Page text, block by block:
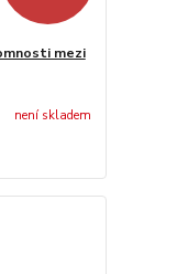
mezi
není skladem